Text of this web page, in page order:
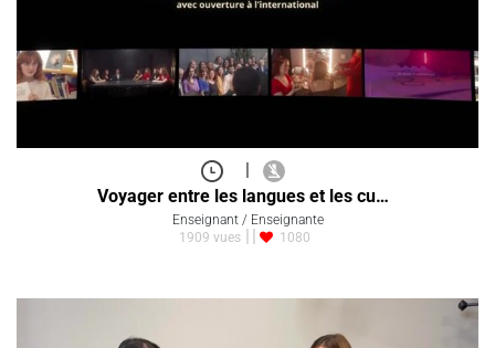
|
Voyager entre les langues et les cu…
Enseignant / Enseignante
1909 vues
1080